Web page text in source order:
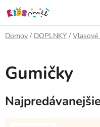
Prejsť
na
obsah
Domov / DOPLNKY /
Gumičky